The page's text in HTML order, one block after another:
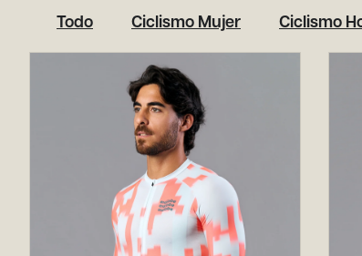
Todo Ciclismo Mujer Ciclismo